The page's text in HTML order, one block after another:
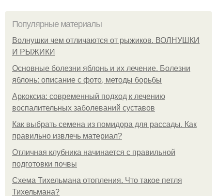
Популярные материалы
Волнушки чем отличаются от рыжиков. ВОЛНУШКИ
И РЫЖИКИ
Основные болезни яблонь и их лечение. Болезни
яблонь: описание с фото, методы борьбы
Аркоксиа: современный подход к лечению
воспалительных заболеваний суставов
Как выбрать семена из помидора для рассады. Как
правильно извлечь материал?
Отличная клубника начинается с правильной
подготовки почвы
Схема Тихельмана отопления. Что такое петля
Тихельмана?